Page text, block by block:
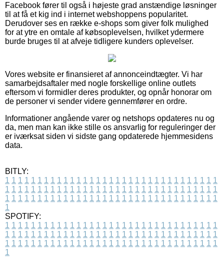
Facebook fører til også i højeste grad anstændige løsninger
til at få et kig ind i internet webshoppens popularitet.
Derudover ses en række e-shops som giver folk mulighed
for at ytre en omtale af købsoplevelsen, hvilket ydermere
burde bruges til at afveje tidligere kunders oplevelser.
Vores website er finansieret af annonceindtægter. Vi har
samarbejdsaftaler med nogle forskellige online outlets
eftersom vi formidler deres produkter, og opnår honorar om
de personer vi sender videre gennemfører en ordre.
Informationer angående varer og netshops opdateres nu og
da, men man kan ikke stille os ansvarlig for reguleringer der
er iværksat siden vi sidste gang opdaterede hjemmesidens
data.
BITLY:
1 1 1 1 1 1 1 1 1 1 1 1 1 1 1 1 1 1 1 1 1 1 1 1 1 1 1 1 1 1 1 1 1
1 1 1 1 1 1 1 1 1 1 1 1 1 1 1 1 1 1 1 1 1 1 1 1 1 1 1 1 1 1 1 1 1
1 1 1 1 1 1 1 1 1 1 1 1 1 1 1 1 1 1 1 1 1 1 1 1 1 1 1 1 1 1 1 1 1
1
SPOTIFY:
1 1 1 1 1 1 1 1 1 1 1 1 1 1 1 1 1 1 1 1 1 1 1 1 1 1 1 1 1 1 1 1 1
1 1 1 1 1 1 1 1 1 1 1 1 1 1 1 1 1 1 1 1 1 1 1 1 1 1 1 1 1 1 1 1 1
1 1 1 1 1 1 1 1 1 1 1 1 1 1 1 1 1 1 1 1 1 1 1 1 1 1 1 1 1 1 1 1 1
1